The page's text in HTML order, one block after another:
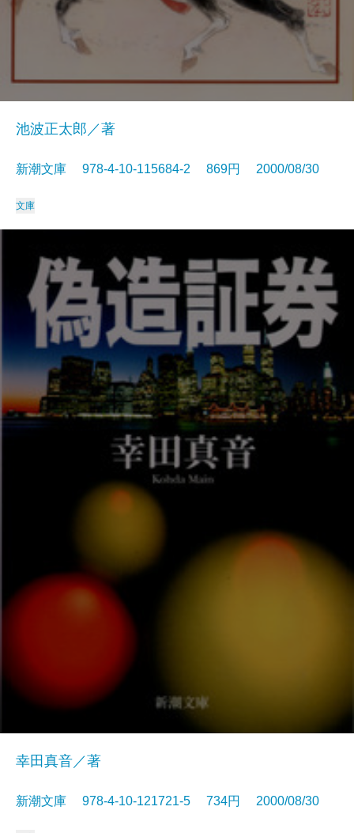
池波正太郎／著
新潮文庫 978-4-10-115684-2 869円 2000/08/30
文庫
幸田真音／著
新潮文庫 978-4-10-121721-5 734円 2000/08/30